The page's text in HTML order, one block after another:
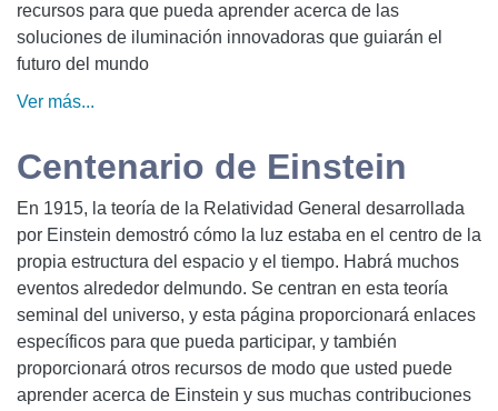
recursos para que pueda aprender acerca de las
soluciones de iluminación innovadoras que guiarán el
futuro del mundo
Ver más...
Centenario de Einstein
En 1915, la teoría de la Relatividad General desarrollada
por Einstein demostró cómo la luz estaba en el centro de la
propia estructura del espacio y el tiempo. Habrá muchos
eventos alrededor delmundo. Se centran en esta teoría
seminal del universo, y esta página proporcionará enlaces
específicos para que pueda participar, y también
proporcionará otros recursos de modo que usted puede
aprender acerca de Einstein y sus muchas contribuciones